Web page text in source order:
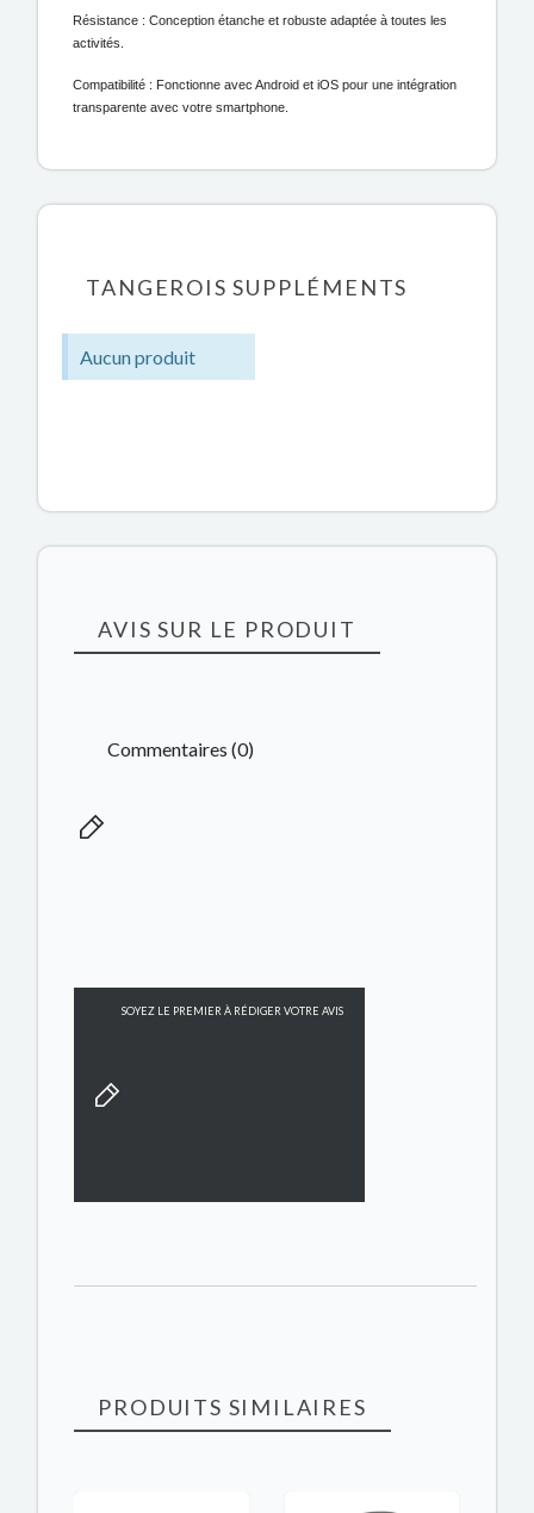
Résistance : Conception étanche et robuste adaptée à toutes les
activités.
Compatibilité : Fonctionne avec Android et iOS pour une intégration
transparente avec votre smartphone.
TANGEROIS SUPPLÉMENTS
Aucun produit
AVIS SUR LE PRODUIT
Commentaires (0)
SOYEZ LE PREMIER À RÉDIGER VOTRE AVIS
PRODUITS SIMILAIRES